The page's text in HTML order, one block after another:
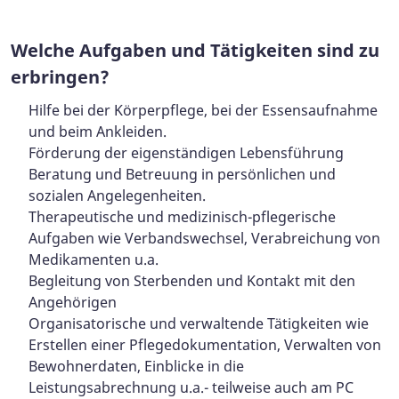
Welche Aufgaben und Tätigkeiten sind zu
erbringen?
Hilfe bei der Körperpflege, bei der Essensaufnahme
und beim Ankleiden.
Förderung der eigenständigen Lebensführung
Beratung und Betreuung in persönlichen und
sozialen Angelegenheiten.
Therapeutische und medizinisch-pflegerische
Aufgaben wie Verbandswechsel, Verabreichung von
Medikamenten u.a.
Begleitung von Sterbenden und Kontakt mit den
Angehörigen
Organisatorische und verwaltende Tätigkeiten wie
Erstellen einer Pflegedokumentation, Verwalten von
Bewohnerdaten, Einblicke in die
Leistungsabrechnung u.a.- teilweise auch am PC